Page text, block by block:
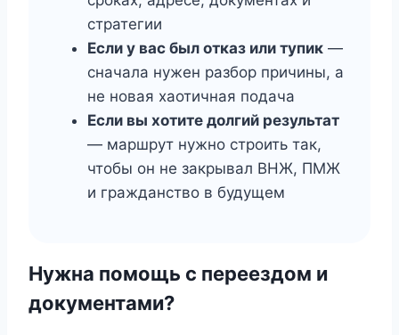
стратегии
Если у вас был отказ или тупик —
сначала нужен разбор причины, а
не новая хаотичная подача
Если вы хотите долгий результат
— маршрут нужно строить так,
чтобы он не закрывал ВНЖ, ПМЖ
и гражданство в будущем
Нужна помощь с переездом и
документами?